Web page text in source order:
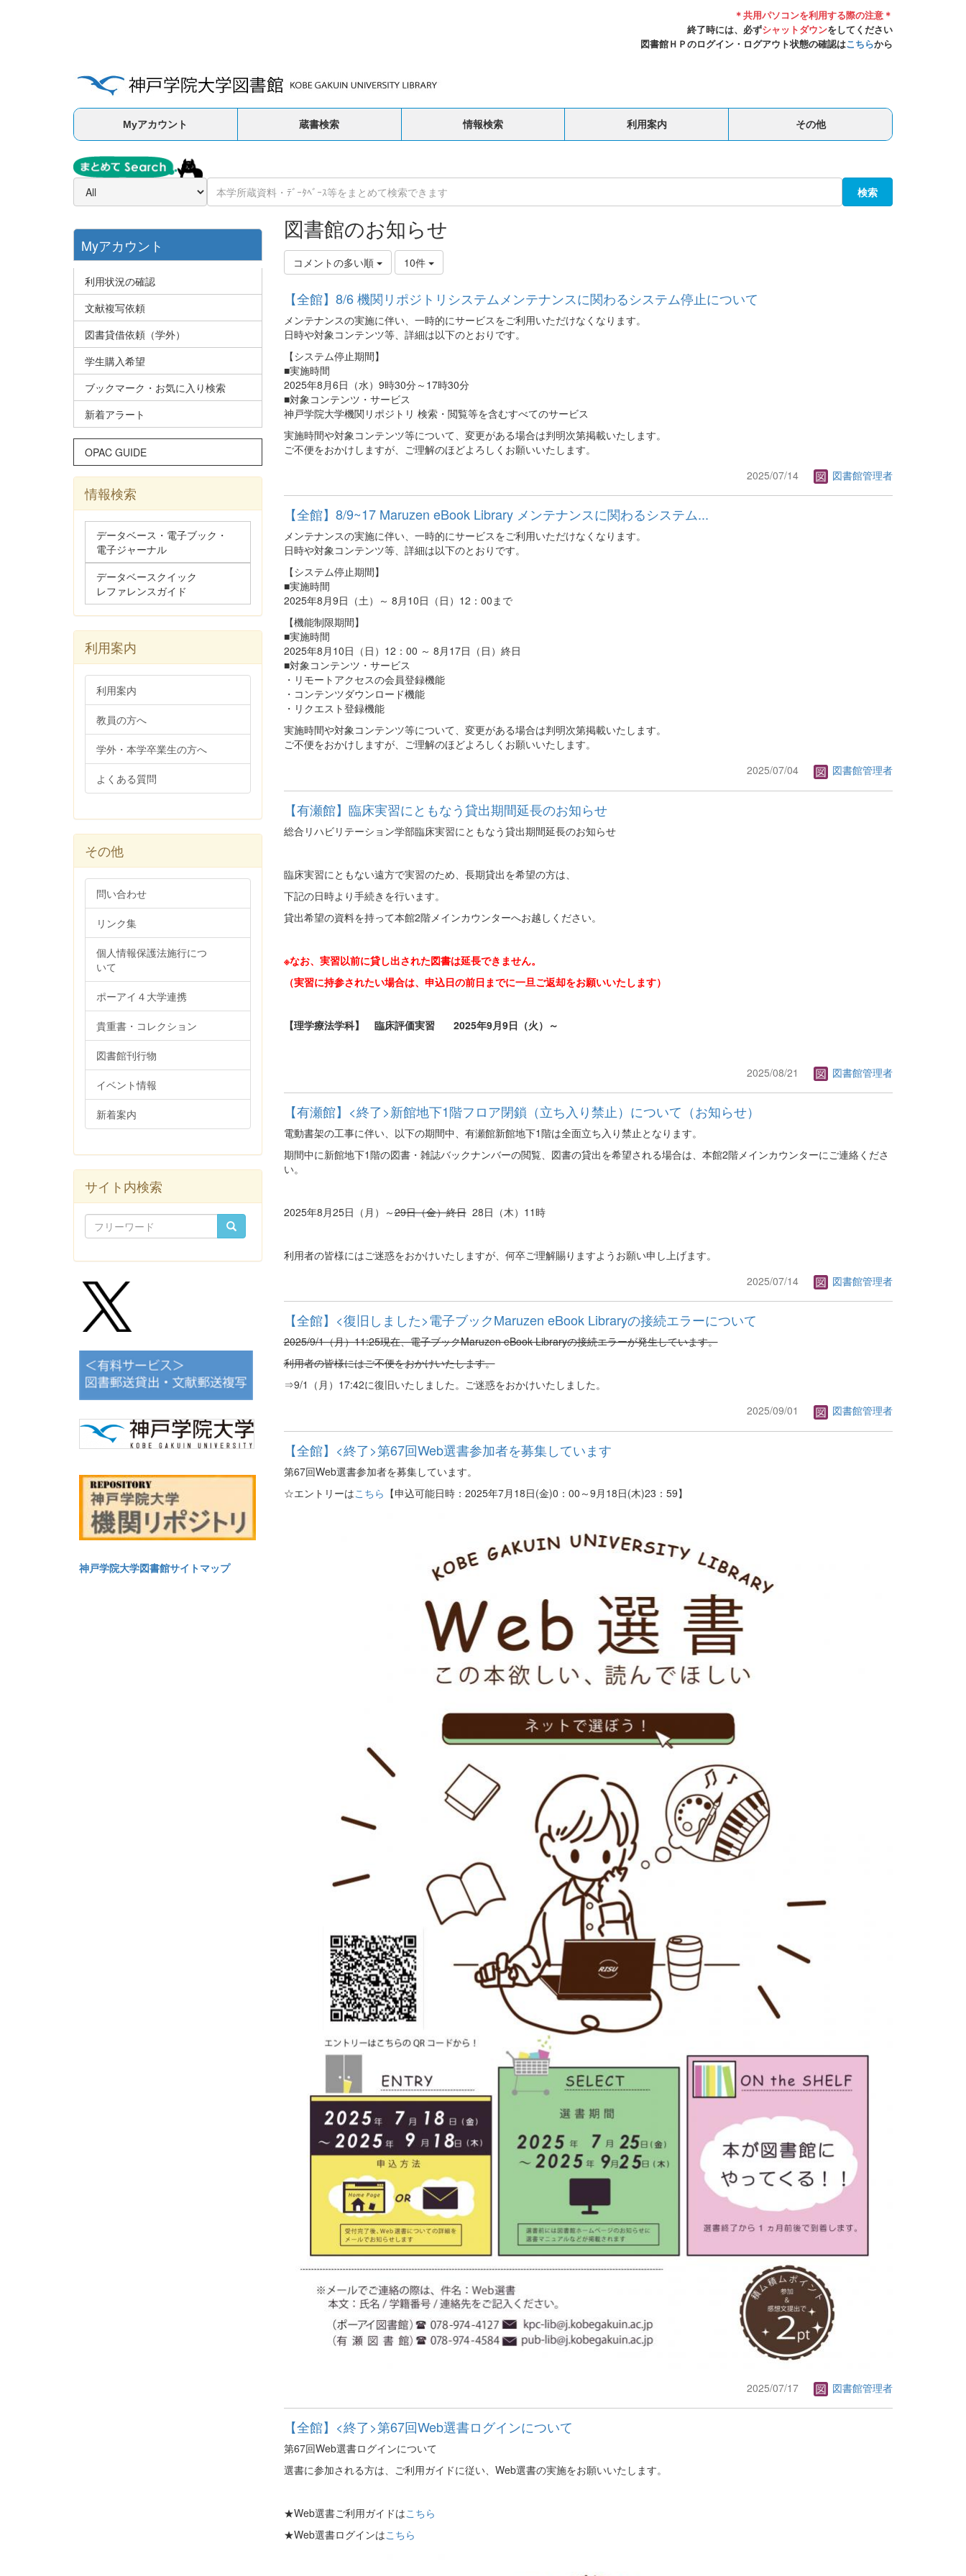
＊共用パソコンを利用する際の注意＊
終了時には、必ずシャットダウンをしてください
図書館ＨＰのログイン・ログアウト状態の確認はこちらから
Myアカウント 蔵書検索 情報検索 利用案内 その他
検索
図書館のお知らせ
コメントの多い順 10件
【全館】8/6 機関リポジトリシステムメンテナンスに関わるシステム停止について
メンテナンスの実施に伴い、一時的にサービスをご利用いただけなくなります。
日時や対象コンテンツ等、詳細は以下のとおりです。
【システム停止期間】
■実施時間
2025年8月6日（水）9時30分～17時30分
■対象コンテンツ・サービス
神戸学院大学機関リポジトリ 検索・閲覧等を含むすべてのサービス
実施時間や対象コンテンツ等について、変更がある場合は判明次第掲載いたします。
ご不便をおかけしますが、ご理解のほどよろしくお願いいたします。
2025/07/14
図書館管理者
【全館】8/9~17 Maruzen eBook Library メンテナンスに関わるシステム...
メンテナンスの実施に伴い、一時的にサービスをご利用いただけなくなります。
日時や対象コンテンツ等、詳細は以下のとおりです。
【システム停止期間】
■実施時間
2025年8月9日（土）～ 8月10日（日）12：00まで
【機能制限期間】
■実施時間
2025年8月10日（日）12：00 ～ 8月17日（日）終日
■対象コンテンツ・サービス
・リモートアクセスの会員登録機能
・コンテンツダウンロード機能
・リクエスト登録機能
実施時間や対象コンテンツ等について、変更がある場合は判明次第掲載いたします。
ご不便をおかけしますが、ご理解のほどよろしくお願いいたします。
2025/07/04
図書館管理者
【有瀬館】臨床実習にともなう貸出期間延長のお知らせ
総合リハビリテーション学部臨床実習にともなう貸出期間延長のお知らせ
臨床実習にともない遠方で実習のため、長期貸出を希望の方は、
下記の日時より手続きを行います。
貸出希望の資料を持って本館2階メインカウンターへお越しください。
※なお、実習以前に貸し出された図書は延長できません。
（実習に持参されたい場合は、申込日の前日までに一旦ご返却をお願いいたします）
【理学療法学科】 臨床評価実習 2025年9月9日（火）～
2025/08/21 図書館管理者
【有瀬館】<終了>新館地下1階フロア閉鎖（立ち入り禁止）について（お知らせ）
電動書架の工事に伴い、以下の期間中、有瀬館新館地下1階は全面立ち入り禁止となります。
期間中に新館地下1階の図書・雑誌バックナンバーの閲覧、図書の貸出を希望される場合は、本館2階メインカウンターにご連絡くださ
い。
2025年8月25日（月）～29日（金）終日28日（木）11時
利用者の皆様にはご迷惑をおかけいたしますが、何卒ご理解賜りますようお願い申し上げます。
2025/07/14
図書館管理者
【全館】<復旧しました>電子ブックMaruzen eBook Libraryの接続エラーについて
2025/9/1（月）11:25現在、電子ブックMaruzen eBook Libraryの接続エラーが発生しています。
利用者の皆様にはご不便をおかけいたします。
⇒9/1（月）17:42に復旧いたしました。ご迷惑をおかけいたしました。
2025/09/01
図書館管理者
【全館】<終了>第67回Web選書参加者を募集しています
第67回Web選書参加者を募集しています。
☆エントリーはこちら 【申込可能日時：2025年7月18日(金)0：00～9月18日(木)23：59】
2025/07/17 図書館管理者
【全館】<終了>第67回Web選書ログインについて
第67回Web選書ログインについて
選書に参加される方は、ご利用ガイドに従い、Web選書の実施をお願いいたします。
★Web選書ご利用ガイドはこちら
★Web選書ログインはこちら
Myアカウント
利用状況の確認
文献複写依頼
図書貸借依頼（学外）
学生購入希望
ブックマーク・お気に入り検索
新着アラート
OPAC GUIDE
情報検索
データベース・電子ブック・
電子ジャーナル
データベースクイック
レファレンスガイド
利用案内
利用案内
教員の方へ
学外・本学卒業生の方へ
よくある質問
その他
問い合わせ
リンク集
個人情報保護法施行につ
いて
ポーアイ４大学連携
貴重書・コレクション
図書館刊行物
イベント情報
新着案内
サイト内検索
神戸学院大学図書館サイトマップ